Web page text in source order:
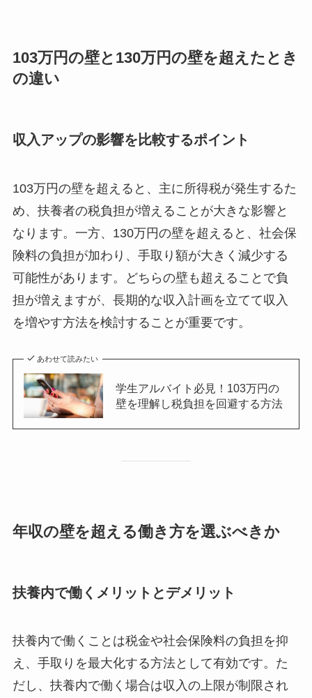
103万円の壁と130万円の壁を超えたとき
の違い
収入アップの影響を比較するポイント
103万円の壁を超えると、主に所得税が発生するた
め、扶養者の税負担が増えることが大きな影響と
なります。一方、130万円の壁を超えると、社会保
険料の負担が加わり、手取り額が大きく減少する
可能性があります。どちらの壁も超えることで負
担が増えますが、長期的な収入計画を立てて収入
を増やす方法を検討することが重要です。
あわせて読みたい
学生アルバイト必見！103万円の
壁を理解し税負担を回避する方法
年収の壁を超える働き方を選ぶべきか
扶養内で働くメリットとデメリット
扶養内で働くことは税金や社会保険料の負担を抑
え、手取りを最大化する方法として有効です。た
だし、扶養内で働く場合は収入の上限が制限され